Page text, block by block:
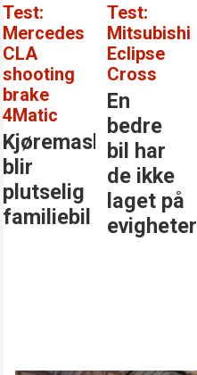
Test:
Mercedes
CLA
shooting
brake
4Matic
Kjøremaskinen
blir
plutselig
familiebil
Test:
Mitsubishi
Eclipse
Cross
En
bedre
bil har
de ikke
laget på
evigheter